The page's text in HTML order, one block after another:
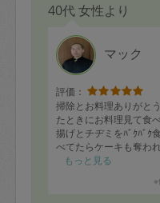
40代 女性より
マック
評価：
掃除とお料理ありがと
たときにお料理見て食
揚げとチヂミをﾊﾞｸﾊﾞｸ
べてたらケーキも奪わ
かったです。ありがと
もっと見る